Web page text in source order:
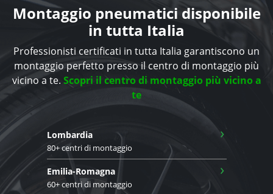
Montaggio pneumatici disponibile
in tutta Italia
Professionisti certificati in tutta Italia garantiscono un
montaggio perfetto presso il centro di montaggio più
vicino a te. Scopri il centro di montaggio più vicino a
te
Lombardia
80+ centri di montaggio
›
Emilia-Romagna
60+ centri di montaggio
›